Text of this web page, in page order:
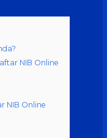
NIB Online
NIB Online